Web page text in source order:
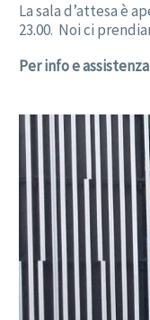
La sala d’attesa è
23.00. Noi ci
Per info e assistenza